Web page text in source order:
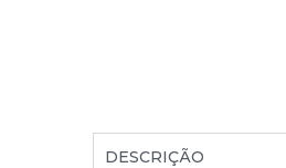
DESCRIÇÃO